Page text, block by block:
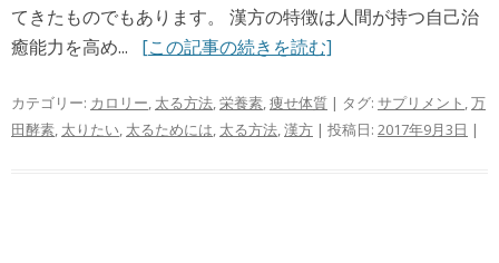
てきたものでもあります。 漢方の特徴は人間が持つ自己治
癒能力を高め... [この記事の続きを読む]
カテゴリー: カロリー 太る方法 栄養素 痩せ体質 | タグ: サプリメント 万
田酵素 太りたい 太るためには 太る方法 漢方 | 投稿日: 2017年9月3日 |